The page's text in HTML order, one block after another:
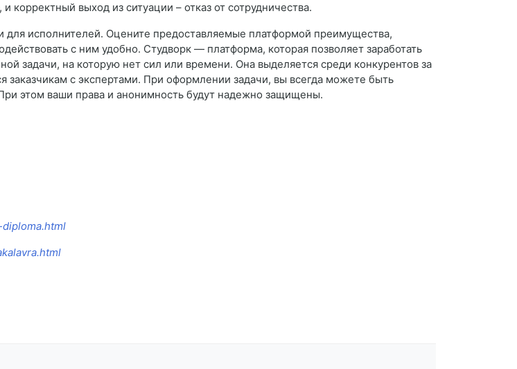
корректный выход из ситуации – отказ от сотрудничества.
для исполнителей. Оцените предоставляемые платформой преимущества,
с ним удобно. Студворк — платформа, которая позволяет заработать
задачи, на которую нет сил или времени. Она выделяется среди конкурентов за
заказчикам с экспертами. При оформлении задачи, вы всегда можете быть
этом ваши права и анонимность будут надежно защищены.